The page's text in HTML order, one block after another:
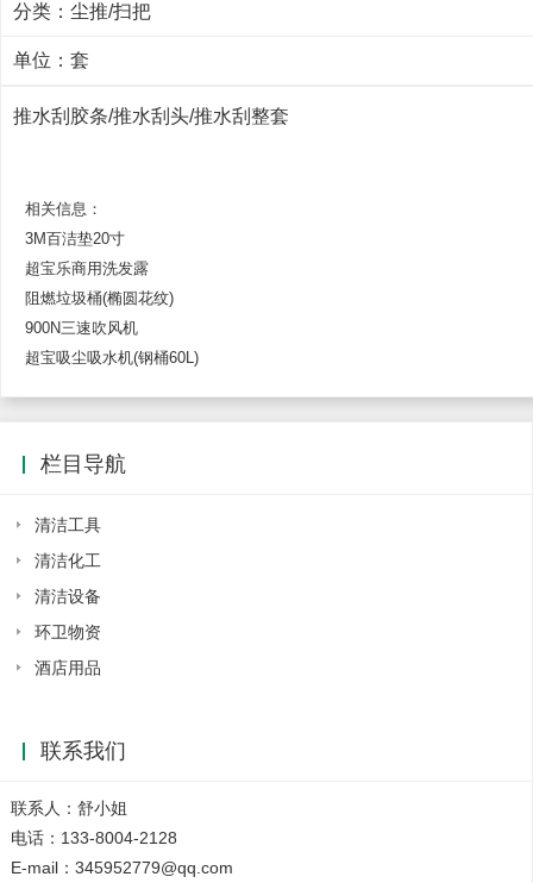
分类： 尘推/扫把
单位：套
推水刮胶条/推水刮头/推水刮整套
相关信息：
3M百洁垫20寸
超宝乐商用洗发露
阻燃垃圾桶(椭圆花纹)
900N三速吹风机
超宝吸尘吸水机(钢桶60L)
栏目导航
清洁工具
清洁化工
清洁设备
环卫物资
酒店用品
联系我们
联系人：舒小姐
电话：133-8004-2128
E-mail：345952779@qq.com